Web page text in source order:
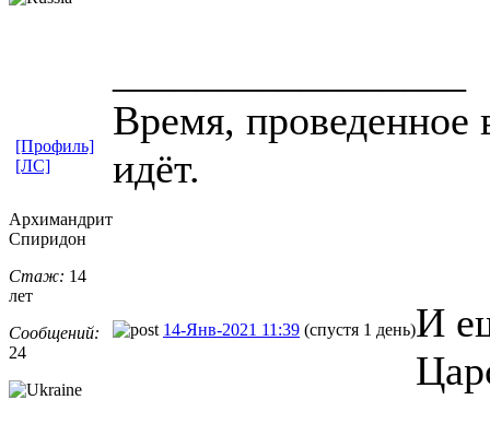
Время, проведенное
идёт.
[Профиль]
[ЛС]
Архимандрит
Спиридон
Стаж: 14
лет
Сообщений:
24
14-Янв-2021 11:39 (спустя 1 день)И